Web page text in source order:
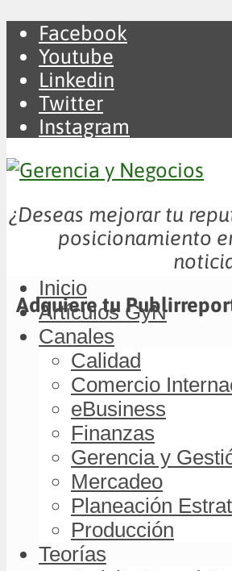
Facebook
Youtube
Linkedin
Twitter
Instagram
¿Deseas mejorar tu
posicionamiento
Adquiere tu
Inicio
Artículos GyN
Canales
Calidad
Comercio
eBusiness
Finanzas
Gerencia y
Mercadeo
Planeación
Producción
Teorías